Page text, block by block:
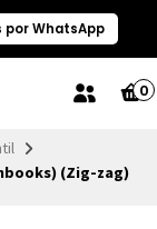
por WhatsApp
0
(Zig-zag)